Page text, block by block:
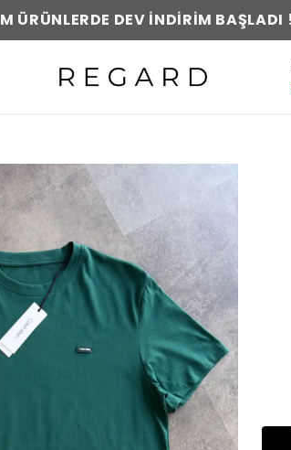
0-48 SAAT İÇERİSİNDE KARGODA !